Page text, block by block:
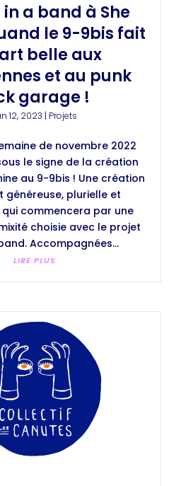
in a band à She
le 9-9bis fait
belle aux
et au punk
garage !
12, 2023 | Projets
de novembre 2022
le signe de la création
au 9-9bis ! Une création
généreuse, plurielle et
commencera par une
choisie avec le projet
Accompagnées...
LIRE PLUS